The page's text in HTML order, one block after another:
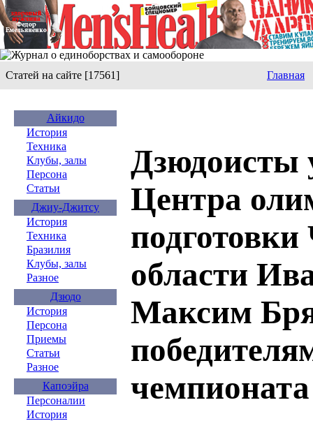
Статей на сайте [17561] Главная
Айкидо
История
Техника
Клубы, залы
Персона
Статьи
Джиу-Джитсу
История
Техника
Бразилия
Клубы, залы
Разное
Дзюдо
История
Персона
Приемы
Статьи
Разное
Капоэйра
Персоналии
История
Дзюдоисты
Центра
области
Максим